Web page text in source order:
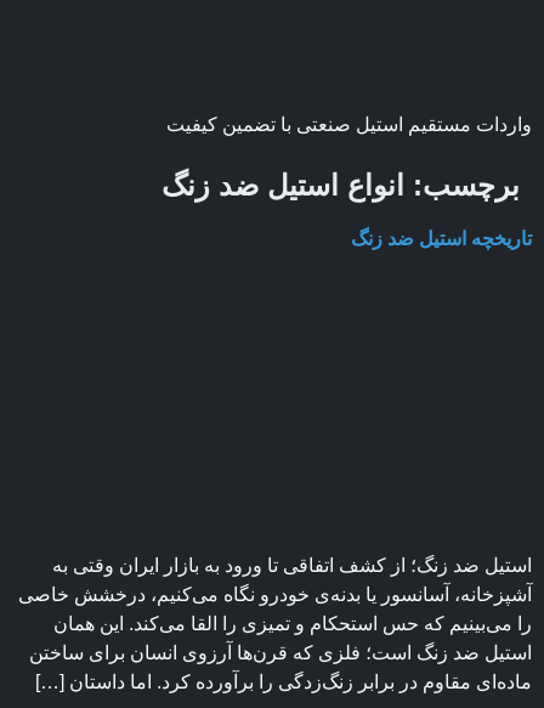
واردات مستقیم استیل صنعتی با تضمین کیفیت
برچسب: انواع استیل ضد زنگ
تاریخچه استیل ضد زنگ
استیل ضد زنگ؛ از کشف اتفاقی تا ورود به بازار ایران وقتی به
آشپزخانه، آسانسور یا بدنه‌ی خودرو نگاه می‌کنیم، درخشش خاصی
را می‌بینیم که حس استحکام و تمیزی را القا می‌کند. این همان
استیل ضد زنگ است؛ فلزی که قرن‌ها آرزوی انسان برای ساختن
ماده‌ای مقاوم در برابر زنگ‌زدگی را برآورده کرد. اما داستان […]